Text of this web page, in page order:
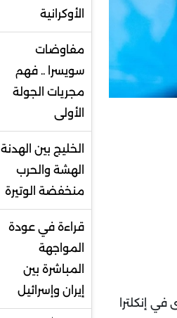
في إنكلترا
الأوكرانية
مفاوضات
سويسرا .. فهم
مجريات الجولة
الأولى
الخليج بين الهدنة
الهشة والحرب
منخفضة الوتيرة
قراءة في عودة
المواجهة
المباشرة بين
إيران وإسرائيل